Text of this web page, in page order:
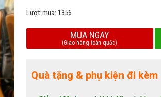
Lượt mua: 1356
MUA NGAY
(Giao hàng toàn quốc)
Quà tặng & phụ kiện đi kèm